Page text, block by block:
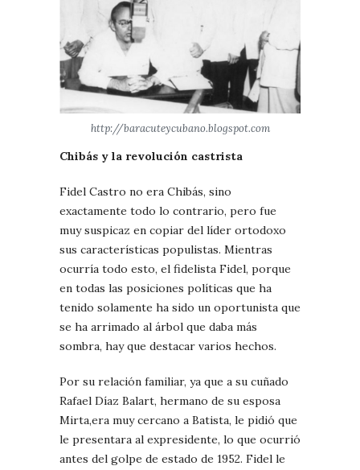
http://baracuteycubano.blogspot.com
Chibás y la revolución castrista
Fidel Castro no era Chibás, sino
exactamente todo lo contrario, pero fue
muy suspicaz en copiar del líder ortodoxo
sus características populistas. Mientras
ocurría todo esto, el fidelista Fidel, porque
en todas las posiciones políticas que ha
tenido solamente ha sido un oportunista que
se ha arrimado al árbol que daba más
sombra, hay que destacar varios hechos.
Por su relación familiar, ya que a su cuñado
Rafael Díaz Balart, hermano de su esposa
Mirta,era muy cercano a Batista, le pidió que
le presentara al expresidente, lo que ocurrió
antes del golpe de estado de 1952. Fidel le